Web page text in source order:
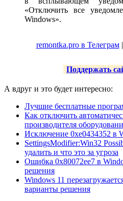
«Отключить все
Windows».
remontka.pro в Телеграм|
Поддержать
А вдруг и это будет интересно:
Лучшие бесплатные
Как отключить
производителя
Исключение 0xe0434352 в
SettingsModifier:Win32
удалить и что это за угроза
Ошибка 0x80072ee7 в
решения
Windows 11
варианты решения